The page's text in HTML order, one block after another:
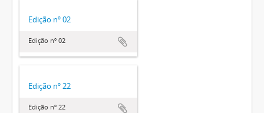
Edição nº 02
Edição nº 02
Edição nº 22
Edição nº 22